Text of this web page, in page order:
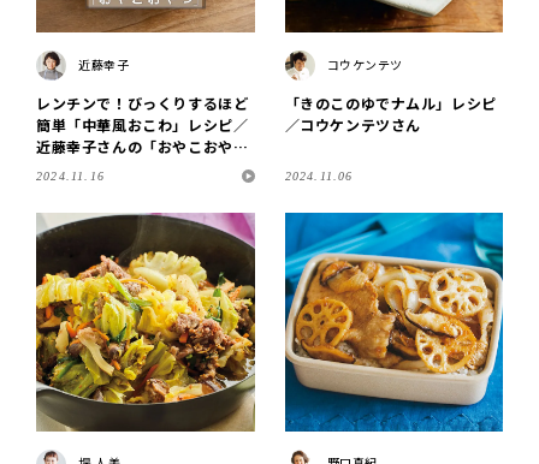
近藤幸子
レンチンで！びっくりするほど
簡単「中華風おこわ」レシピ／
近藤幸子さんの「おやこおや
つ」
2024.11.16
コウケンテツ
「きのこのゆでナムル」レシピ
／コウケンテツさん
2024.11.06